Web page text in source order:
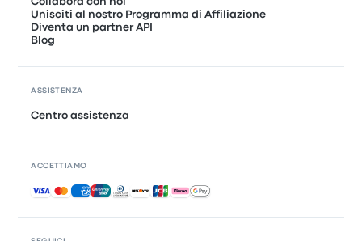
Unisciti al nostro Programma di Affiliazione
Diventa un partner API
Blog
ASSISTENZA
Centro assistenza
ACCETTIAMO
Pagamenti accettati